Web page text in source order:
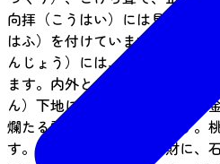
向拝（こうはい）には見事な軒
はふ）を付けています。石の間
んじょう）には、多数の草花や
ます。内外とも漆塗（うるしぬ
ん）下地に彩色を施し、彫刻・
爛たる雰囲気を表しています。
す。長床が国の重要文化財に、